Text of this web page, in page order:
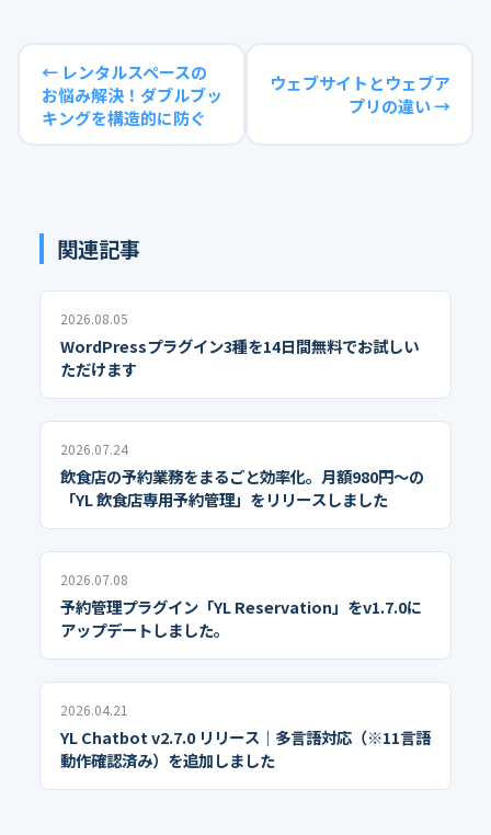
← レンタルスペースの
お悩み解決！ダブルブッ
キングを構造的に防ぐ
ウェブサイトとウェブア
プリの違い →
関連記事
2026.08.05
WordPressプラグイン3種を14日間無料でお試しい
ただけます
2026.07.24
飲食店の予約業務をまるごと効率化。月額980円〜の
「YL 飲食店専用予約管理」をリリースしました
2026.07.08
予約管理プラグイン「YL Reservation」をv1.7.0に
アップデートしました。
2026.04.21
YL Chatbot v2.7.0 リリース｜多言語対応（※11言語
動作確認済み）を追加しました